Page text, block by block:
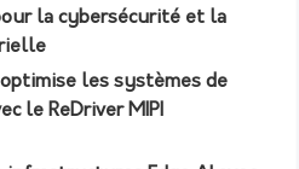
la cybersécurité et la
les systèmes de
le ReDriver MIPI